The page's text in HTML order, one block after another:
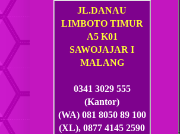
JL.DANAU
LIMBOTO TIMUR
A5 K01
SAWOJAJAR I
MALANG
0341 3029 555
(Kantor)
(WA) 081 8050 89 100
(XL), 0877 4145 2590